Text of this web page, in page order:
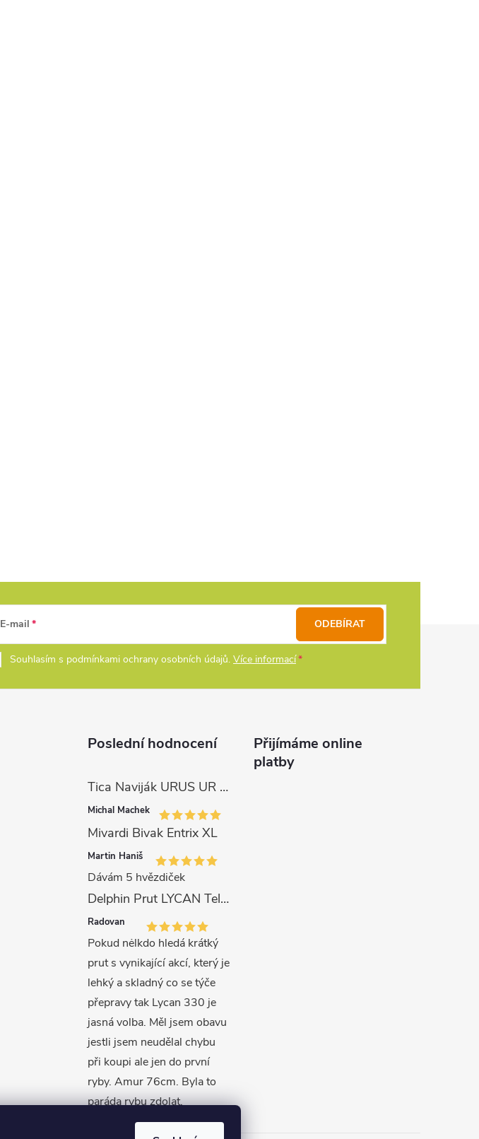
E-mail
Souhlasím s podmínkami ochrany osobních údajů. Více informací
ODEBÍRAT
Poslední hodnocení
Tica Naviják URUS UR 4000
Michal Machek
Mivardi Bivak Entrix XL
Martin Haniš
Dávám 5 hvězdiček
Delphin Prut LYCAN TeleFEEDER + 3 špičky 3 m, 80 g
Radovan
Pokud nėlkdo hledá krátký
prut s vynikající akcí, který je
lehký a skladný co se týče
přepravy tak Lycan 330 je
jasná volba. Měl jsem obavu
jestli jsem neudělal chybu
při koupi ale jen do první
ryby. Amur 76cm. Byla to
paráda rybu zdolat.
Přijímáme online
platby